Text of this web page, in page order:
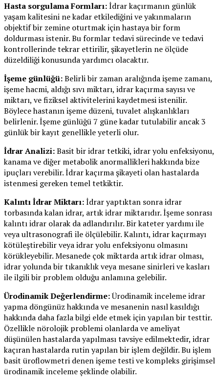
Hasta sorgulama Formları:İdrar kaçırmanın günlük
yaşam kalitesini ne kadar etkilediğini ve yakınmaların
objektif bir zemine oturtmak için hastaya bir form
doldurması istenir. Bu formlar tedavi sürecinde ve tedavi
kontrollerinde tekrar ettirilir, şikayetlerin ne ölçüde
düzeldiliği konusunda yardımcı olacaktır.
İşeme günlüğü:Belirli bir zaman aralığında işeme zamanı,
işeme hacmi, aldığı sıvı miktarı, idrar kaçırma sayısı ve
miktarı, ve fiziksel aktivitelerini kaydetmesi istenilir.
Böylece hastanın işeme düzeni, tuvalet alışkanlıkları
belirlenir. İşeme günlüğü 7 güne kadar tutulabilir ancak 3
günlük bir kayıt genellikle yeterli olur.
İdrar Analizi:Basit bir idrar tetkiki, idrar yolu enfeksiyonu,
kanama ve diğer metabolik anormallikleri hakkında bize
ipuçları verebilir. İdrar kaçırma şikayeti olan hastalarda
istenmesi gereken temel tetkiktir.
Kalıntı İdrar Miktarı:İdrar yaptıktan sonra idrar
torbasında kalan idrar, artık idrar miktarıdır. İşeme sonrası
kalıntı idrar olarak da adlandırılır. Bir kateter yardımı ile
veya ultrasonografi ile ölçülebilir. Kalıntı, idrar kaçırmayı
kötüleştirebilir veya idrar yolu enfeksiyonu olmasını
körükleyebilir. Mesanede çok miktarda artık idrar olması,
idrar yolunda bir tıkanıklık veya mesane sinirleri ve kasları
ile ilgili bir problem olduğu anlamına gelebilir.
Ürodinamik Değerlendirme:Ürodinamik inceleme idrar
yapma döngünüz hakkında ve mesanenin nasıl kasıldığı
hakkında daha fazla bilgi elde etmek için yapılan bir testtir.
Özellikle nörolojik problemi olanlarda ve ameliyat
düşünülen hastalarda yapılması tavsiye edilmektedir, idrar
kaçıran hastalarda rutin yapılan bir işlem değildir. Bu işlem
basit üroflowmetri denen işeme testi ve kompleks girişimsel
ürodinamik inceleme şeklinde olabilir.